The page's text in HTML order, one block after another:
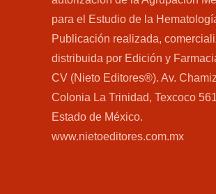
para el Estudio de la
Publicación realizada,
distribuida por Edición y
CV (Nieto Editores®). Av.
Colonia La Trinidad, Texcoco
Estado de México.
www.nietoeditores.com.mx